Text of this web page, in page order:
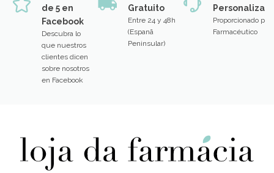
de 5 en
Facebook
Descubra lo
que nuestros
clientes dicen
sobre nosotros
en Facebook
Gratuito
Entre 24 y 48h
(Espanã
Peninsular)
Proporcionado por
Farmacéutico